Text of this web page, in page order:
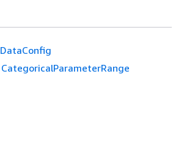
DataConfig
CategoricalParameterRange